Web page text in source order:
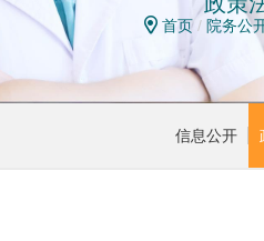
首页 / 院务公
信息公开